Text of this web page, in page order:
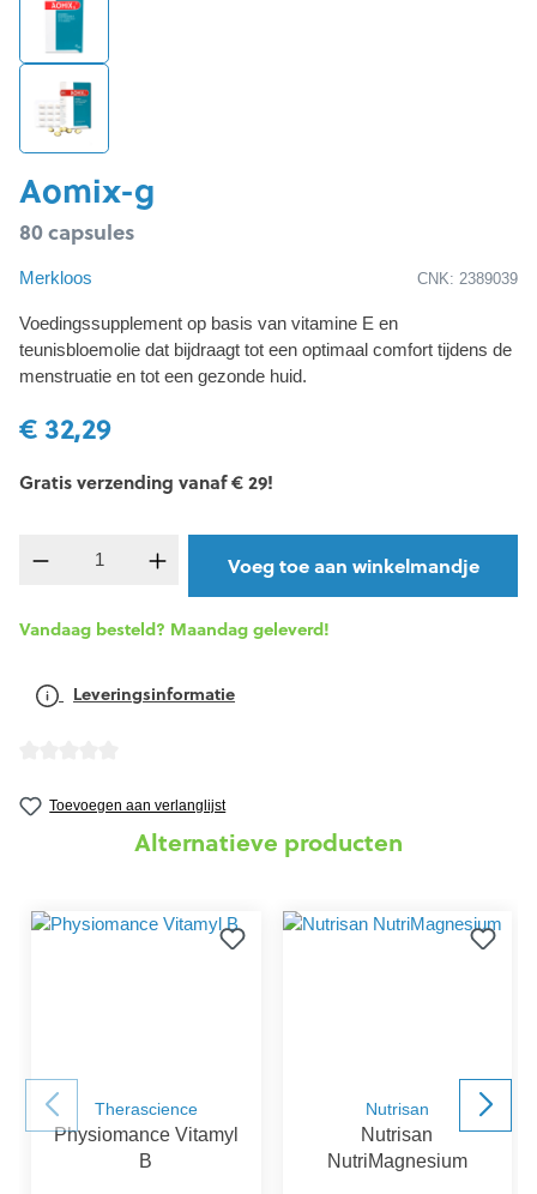
Aomix-g
80 capsules
Merkloos CNK: 2389039
Voedingssupplement op basis van vitamine E en
teunisbloemolie dat bijdraagt tot een optimaal comfort tijdens de
menstruatie en tot een gezonde huid.
€ 32,29
Gratis verzending vanaf € 29!
Producthoeveelheid: Voer de gewenste
Voeg toe aan winkelmandje
Vandaag besteld? Maandag geleverd!
Leveringsinformatie
Toevoegen aan verlanglijst
Alternatieve producten
Therascience
Physiomance Vitamyl
B
Nutrisan
Nutrisan
NutriMagnesium